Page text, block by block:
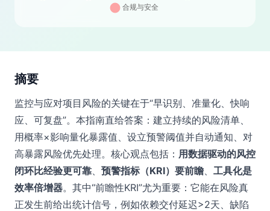
摘要
监控与应对项目风险的关键在于“早识别、准量化、快响
应、可复盘”。本指南直给答案：建立持续的风险清单、
用概率×影响量化暴露值、设立预警阈值并自动通知、对
高暴露风险优先处理。核心观点包括： 用数据驱动的风控
闭环比经验更可靠、 预警指标（KRI）要前瞻、 工具化是
效率倍增器。其中“前瞻性KRI”尤为重要：它能在风险真
正发生前给出统计信号，例如依赖交付延迟>2天、缺陷